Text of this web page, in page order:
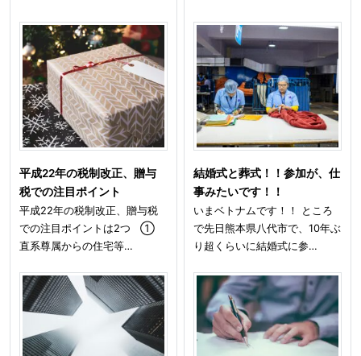
平成22年の税制改正、贈与
税での注目ポイント
平成22年の税制改正、贈与税
での注目ポイントは2つ ①
直系尊属からの住宅等…
結婚式と葬式！！参加が、仕
事みたいです！！
いまベトナムです！！ ところ
で先日熊本県八代市で、10年ぶ
り超くらいに結婚式に参…